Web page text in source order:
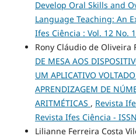
Develop Oral Skills and
Language Teaching: An
Ifes Ciência : Vol. 12 No.
Rony Cláudio de Oliveira
DE MESA AOS
UM APLICATIVO
APRENDIZAGEM DE
ARITMÉTICAS , Revista
Revista Ifes Ciência -
Lilianne Ferreira Costa